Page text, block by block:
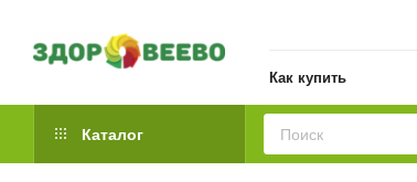
Как купить
Каталог